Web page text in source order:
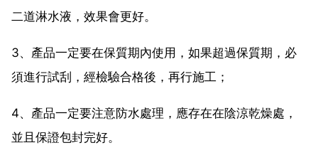
二道淋水液，效果會更好。
3、產品一定要在保質期內使用，如果超過保質期，必
須進行試刮，經檢驗合格後，再行施工；
4、產品一定要注意防水處理，應存在在陰涼乾燥處，
並且保證包封完好。